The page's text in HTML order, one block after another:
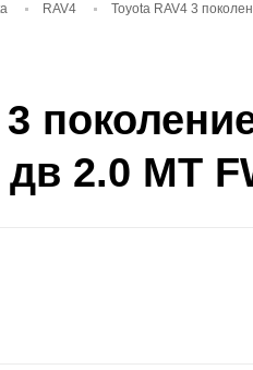
RAV4 Toyota RAV4 3
2.0 MT